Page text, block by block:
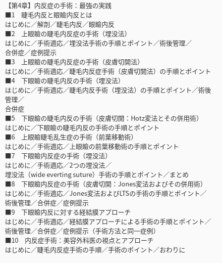
【第4章】内反症の手術：最強の実践
■1 睫毛内反と眼瞼内反とは
はじめに／解剖／睫毛内反／眼瞼内反
■2 上眼瞼の睫毛内反症の手術（埋没法）
はじめに／手術適応／埋没法手術の手順とポイント／術後管理／
合併症／症例提示
■3 上眼瞼の睫毛内反症の手術（皮膚切開法）
はじめに／手術適応／睫毛内反症手術（皮膚切開法）の手順とポイント
■4 下眼瞼の睫毛内反の手術（埋没法）
はじめに／手術適応／睫毛内反手術（埋没法）の手順とポイント／術後
管理／
合併症
■5 下眼瞼の睫毛内反の手術（皮膚切開：Hotz変法とその併用術）
はじめに／下眼瞼の睫毛内反の手術の手順とポイント
■6 上眼瞼睫毛乱生症の手術（前葉移動術）
はじめに／手術適応／上眼瞼の前葉移動術の手順とポイント
■7 下眼瞼内反症の手術（埋没法）
はじめに／手術適応／2つの埋没法／
埋没法（wide everting suture）手術の手順とポイント／まとめ
■8 下眼瞼内反症の手術（皮膚切開：Jones変法およびその併用術）
はじめに／手術適応／Jones変法およびLTSの手術の手順とポイント／
術後管理／合併症／症例提示
■9 下眼瞼内反に対する経結膜アプローチ
はじめに／手術適応／経結膜アプローチによる手術の手順とポイント／
術後管理／合併症／症例提示（手術方法と同一症例）
■10 内反症手術：美容外科医の視点とアプローチ
はじめに／睫毛内反症手術の手順／手術のポイント／おわりに